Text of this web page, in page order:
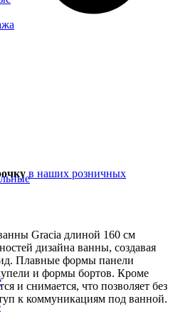
в наших розничных
Gracia длиной 160 см
дизайна ванны, создавая
Плавные формы панели
и формы бортов. Кроме
и снимается, что позволяет без
к коммуникациям под ванной.